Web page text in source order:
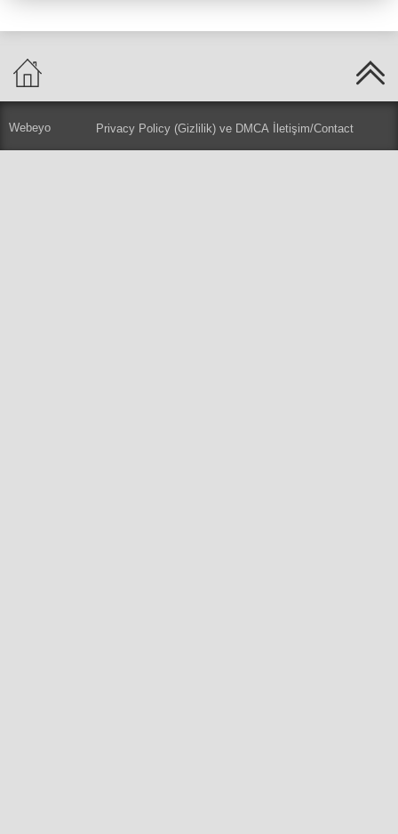
Webeyo Privacy Policy (Gizlilik) ve DMCA İletişim/Contact